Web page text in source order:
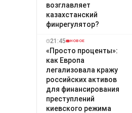
возглавляет
казахстанский
финрегулятор?
21:45 НОВОЕ
«Просто проценты»:
как Европа
легализовала кражу
российских активов
для финансирования
преступлений
киевского режима